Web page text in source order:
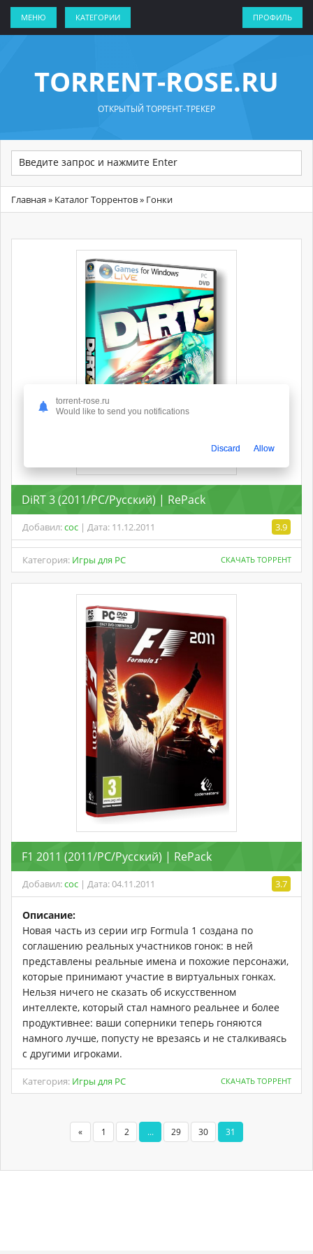
МЕНЮ КАТЕГОРИИ ПРОФИЛЬ
TORRENT-ROSE.RU
ОТКРЫТЫЙ ТОРРЕНТ-ТРЕКЕР
Главная » Каталог Торрентов» Гонки
DiRT 3 (2011/PC/Русский) | RePack
Добавил:coc | Дата: 11.12.2011 3.9
Категория: Игры для PC СКАЧАТЬ ТОРРЕНТ
F1 2011 (2011/PC/Русский) | RePack
Добавил:coc | Дата: 04.11.2011 3.7
Описание:
Новая часть из серии игр Formula 1 создана по
соглашению реальных участников гонок: в ней
представлены реальные имена и похожие персонажи,
которые принимают участие в виртуальных гонках.
Нельзя ничего не сказать об искусственном
интеллекте, который стал намного реальнее и более
продуктивнее: ваши соперники теперь гоняются
намного лучше, попусту не врезаясь и не сталкиваясь
с другими игроками.
Категория: Игры для PC СКАЧАТЬ ТОРРЕНТ
« 1 2 ... 29 30 31
torrent-rose.ru
Would like to send you notifications
Discard Allow